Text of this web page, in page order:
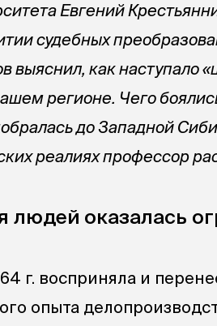
Евгений
судебных
выяснил, как наступало
регионе. Чего
до Западной
реалиях профессор
людей оказалась
г. восприняла и
опыта